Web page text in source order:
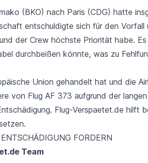
(BKO) nach Paris (CDG) hatte
entschuldigte sich für den Vorfall
der Crew höchste Priorität habe.
durchbeißen könnte, was zu
Union gehandelt hat und die
von Flug AF 373 aufgrund der langen
. Flug-Verspaetet.de hilft
FORDERN
Team